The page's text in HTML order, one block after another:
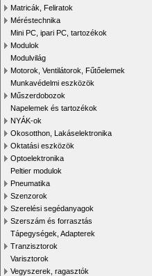
Matricák, Feliratok
Méréstechnika
Mini PC, ipari PC, tartozékok
Modulok
Modulvilág
Motorok, Ventilátorok, Fűtőelemek
Munkavédelmi eszközök
Műszerdobozok
Napelemek és tartozékok
NYÁK-ok
Okosotthon, Lakáselektronika
Oktatási eszközök
Optoelektronika
Peltier modulok
Pneumatika
Szenzorok
Szerelési segédanyagok
Szerszám és forrasztás
Tápegységek, Adapterek
Tranzisztorok
Varisztorok
Vegyszerek, ragasztók